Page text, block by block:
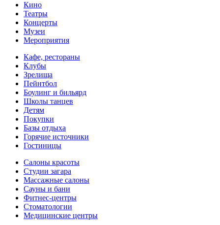
Кино
Театры
Концерты
Музеи
Мероприятия
Кафе, рестораны
Клубы
Зрелища
Пейнтбол
Боулинг и бильярд
Школы танцев
Детям
Покупки
Базы отдыха
Горячие источники
Гостиницы
Салоны красоты
Студии загара
Массажные салоны
Сауны и бани
Фитнес-центры
Стоматологии
Медицинские центры